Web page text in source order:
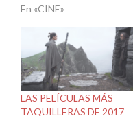
En «CINE»
LAS PELÍCULAS MÁS
TAQUILLERAS DE 2017